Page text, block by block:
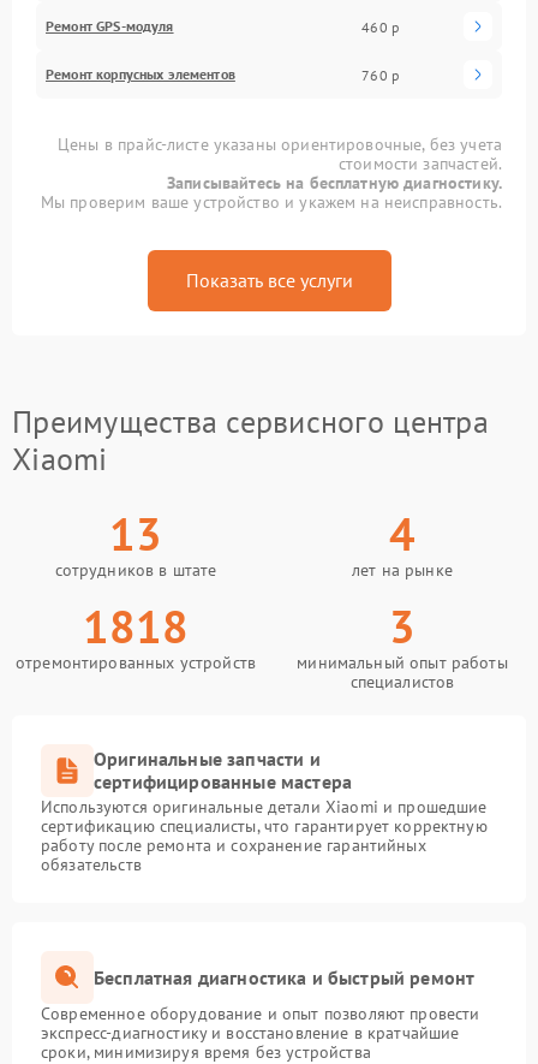
Ремонт GPS-модуля 460 р
Ремонт корпусных элементов 760 р
Цены в прайс-листе указаны ориентировочные, без учета
стоимости запчастей.
Записывайтесь на бесплатную диагностику.
Мы проверим ваше устройство и укажем на неисправность.
Показать все услуги
Преимущества сервисного центра
Xiaomi
13
сотрудников в штате
4
лет на рынке
1818
отремонтированных устройств
3
минимальный опыт работы
специалистов
Оригинальные запчасти и
сертифицированные мастера
Используются оригинальные детали Xiaomi и прошедшие
сертификацию специалисты, что гарантирует корректную
работу после ремонта и сохранение гарантийных
обязательств
Бесплатная диагностика и быстрый ремонт
Современное оборудование и опыт позволяют провести
экспресс-диагностику и восстановление в кратчайшие
сроки, минимизируя время без устройства